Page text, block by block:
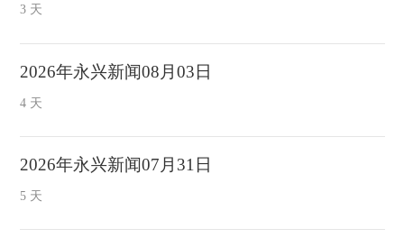
3 天
2026年永兴新闻08月03日
4 天
2026年永兴新闻07月31日
5 天